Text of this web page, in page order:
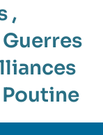
,
Guerres